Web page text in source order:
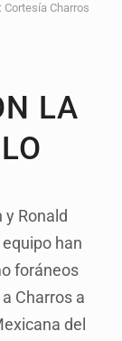
Charros
LA
Ronald
han
foráneos
Charros a
del